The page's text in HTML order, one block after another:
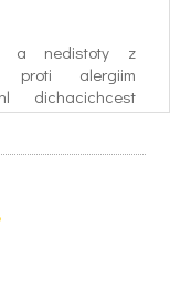
a nedistoty z
proti alergiim
dichacichcest
a ventilaci a
v,fb6ru)